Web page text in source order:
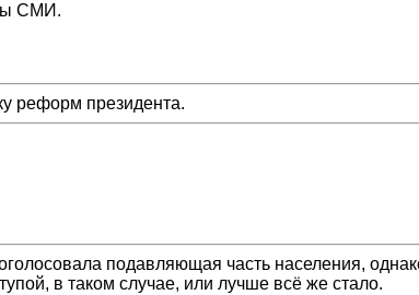
СМИ.
реформ президента.
подавляющая часть населения,
в таком случае, или лучше всё же стало.